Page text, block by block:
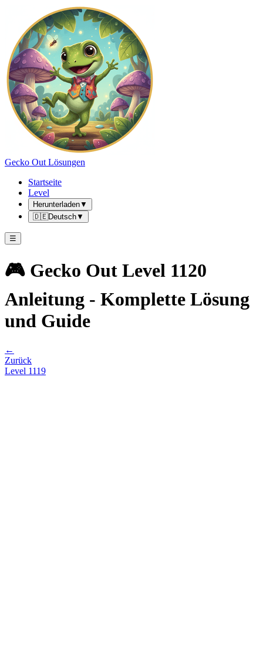
Gecko Out Lösungen
Startseite
Level
Herunterladen▼
🇩🇪Deutsch▼
☰
🎮 Gecko Out Level 1120
Anleitung - Komplette Lösung
und Guide
←
Zurück
Level 1119